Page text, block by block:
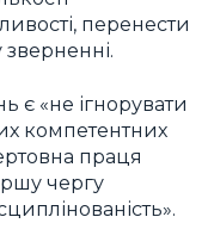
перенести
є «не ігнорувати
компетентних
праця
чергу